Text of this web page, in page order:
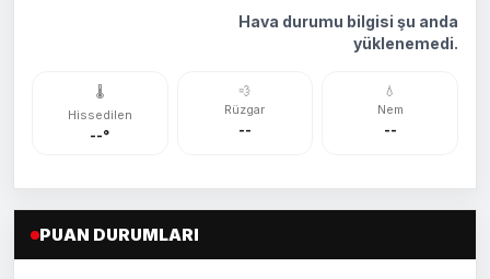
Hava durumu bilgisi şu anda
yüklenemedi.
🌡️
Hissedilen
--°
💨
Rüzgar
--
💧
Nem
--
PUAN DURUMLARI